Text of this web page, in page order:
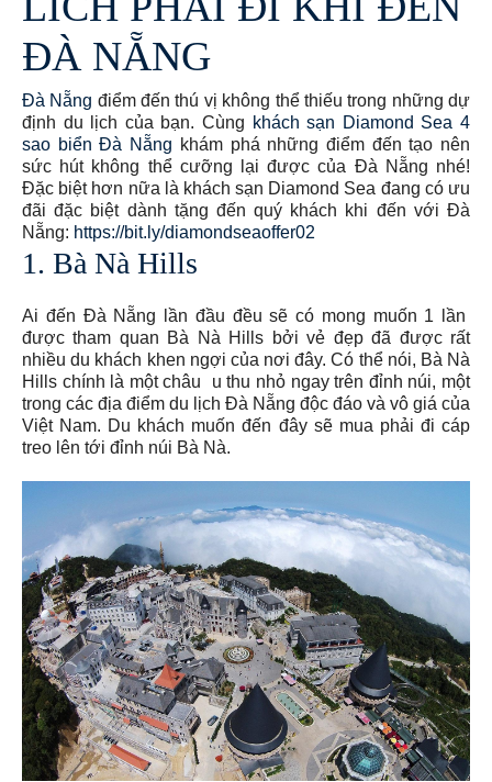
ĐÀ NẴNG
Đà Nẵng điểm đến thú vị không thể thiếu trong những dự
định du lịch của bạn. Cùng khách sạn Diamond Sea 4
sao biển Đà Nẵng khám phá những điểm đến tạo nên
sức hút không thể cưỡng lại được của Đà Nẵng nhé!
Đặc biệt hơn nữa là khách sạn Diamond Sea đang có ưu
đãi đặc biệt dành tặng đến quý khách khi đến với Đà
Nẵng: https://bit.ly/diamondseaoffer02
1. Bà Nà Hills
Ai đến Đà Nẵng lần đầu đều sẽ có mong muốn 1 lần
được tham quan Bà Nà Hills bởi vẻ đẹp đã được rất
nhiều du khách khen ngợi của nơi đây. Có thể nói, Bà Nà
Hills chính là một châu u thu nhỏ ngay trên đỉnh núi, một
trong các địa điểm du lịch Đà Nẵng độc đáo và vô giá của
Việt Nam. Du khách muốn đến đây sẽ mua phải đi cáp
treo lên tới đỉnh núi Bà Nà.